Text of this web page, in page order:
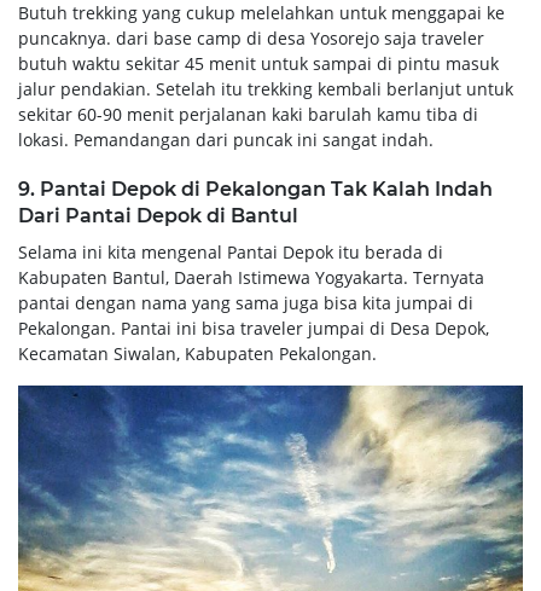
Butuh trekking yang cukup melelahkan untuk menggapai ke
puncaknya. dari base camp di desa Yosorejo saja traveler
butuh waktu sekitar 45 menit untuk sampai di pintu masuk
jalur pendakian. Setelah itu trekking kembali berlanjut untuk
sekitar 60-90 menit perjalanan kaki barulah kamu tiba di
lokasi. Pemandangan dari puncak ini sangat indah.
9. Pantai Depok di Pekalongan Tak Kalah Indah
Dari Pantai Depok di Bantul
Selama ini kita mengenal Pantai Depok itu berada di
Kabupaten Bantul, Daerah Istimewa Yogyakarta. Ternyata
pantai dengan nama yang sama juga bisa kita jumpai di
Pekalongan. Pantai ini bisa traveler jumpai di Desa Depok,
Kecamatan Siwalan, Kabupaten Pekalongan.